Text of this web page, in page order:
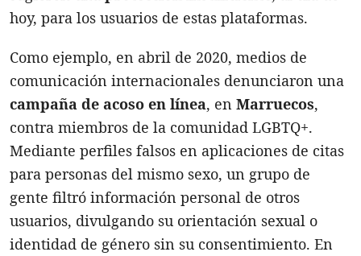
hoy, para los usuarios de estas plataformas.
Como ejemplo, en abril de 2020, medios de
comunicación internacionales denunciaron una
campaña de acoso en línea, en Marruecos,
contra miembros de la comunidad LGBTQ+.
Mediante perfiles falsos en aplicaciones de citas
para personas del mismo sexo, un grupo de
gente filtró información personal de otros
usuarios, divulgando su orientación sexual o
identidad de género sin su consentimiento. En